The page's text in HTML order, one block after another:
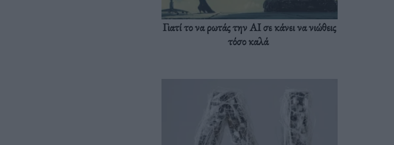
Γιατί το να ρωτάς την AI σε κάνει να νιώθεις
τόσο καλά